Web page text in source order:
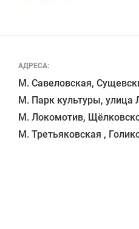
АДРЕСА:
М. Савеловская,
М. Парк культуры, улица
М. Локомотив,